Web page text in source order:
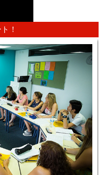
！